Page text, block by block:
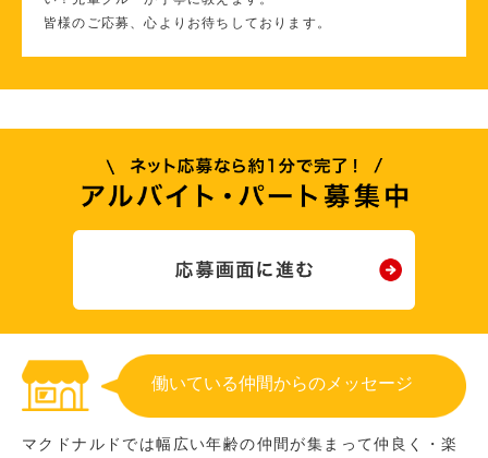
皆様のご応募、心よりお待ちしております。
働いている仲間からのメッセージ
マクドナルドでは幅広い年齢の仲間が集まって仲良く・楽